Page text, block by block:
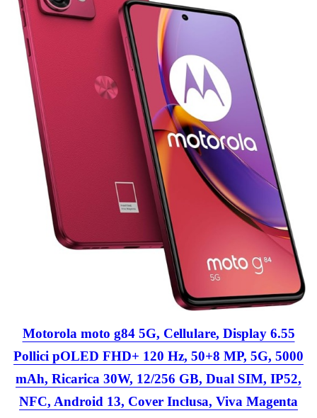
Motorola moto g84 5G, Cellulare, Display 6.55
Pollici pOLED FHD+ 120 Hz, 50+8 MP, 5G, 5000
mAh, Ricarica 30W, 12/256 GB, Dual SIM, IP52,
NFC, Android 13, Cover Inclusa, Viva Magenta